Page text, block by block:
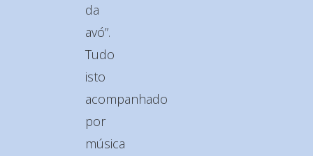
da
avó”.
Tudo
isto
acompanhado
por
música